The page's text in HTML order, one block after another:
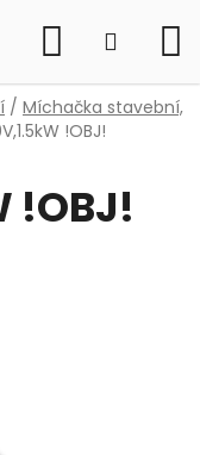
Hledat
KOŠÍK
/ Míchačka stavební,
!OBJ!
!OBJ!